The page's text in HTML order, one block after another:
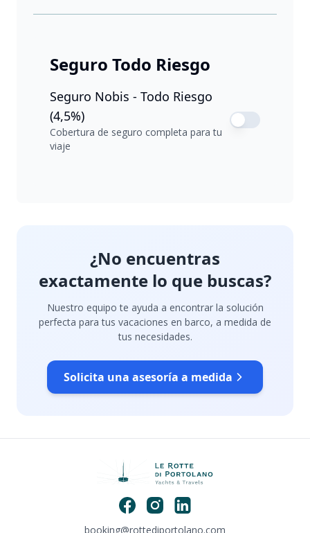
Seguro Todo Riesgo
Seguro Nobis - Todo Riesgo
(4,5%)
Cobertura de seguro completa para tu
viaje
¿No encuentras
exactamente lo que buscas?
Nuestro equipo te ayuda a encontrar la solución
perfecta para tus vacaciones en barco, a medida de
tus necesidades.
Solicita una asesoría a medida
booking@rottediportolano.com